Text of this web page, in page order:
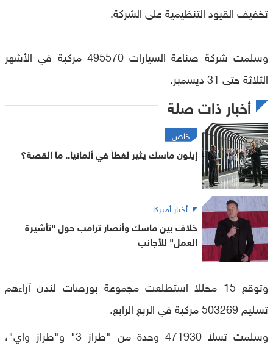
تخفيف القيود التنظيمية على الشركة.
وسلمت شركة صناعة السيارات 495570 مركبة في الأشهر
الثلاثة حتى 31 ديسمبر.
أخبار ذات صلة
خاص
إيلون ماسك يثير لغطاً في ألمانيا.. ما القصة؟
أخبار أميركا
خلاف بين ماسك وأنصار ترامب حول "تأشيرة
العمل" للأجانب
وتوقع 15 محللا استطلعت مجموعة بورصات لندن آراءهم
تسليم 503269 مركبة في الربع الرابع.
وسلمت تسلا 471930 وحدة من "طراز 3" و"طراز واي"،